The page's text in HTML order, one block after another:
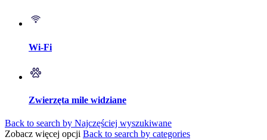
Wi-Fi
Zwierzęta mile widziane
Back to search by Najczęściej wyszukiwane
Zobacz więcej opcji Back to search by categories